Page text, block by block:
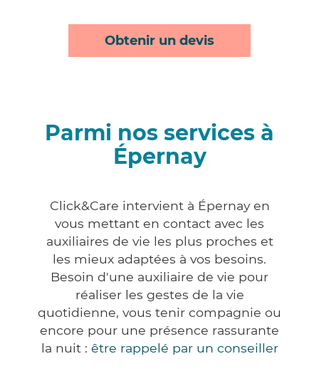
Obtenir un devis
Parmi nos services à
Épernay
Click&Care intervient à Épernay en
vous mettant en contact avec les
auxiliaires de vie les plus proches et
les mieux adaptées à vos besoins.
Besoin d'une auxiliaire de vie pour
réaliser les gestes de la vie
quotidienne, vous tenir compagnie ou
encore pour une présence rassurante
la nuit : être rappelé par un conseiller